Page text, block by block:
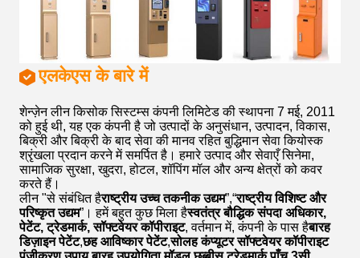
एलकेएस के बारे में
शेन्ज़ेन लीन किसोक सिस्टम्स कंपनी लिमिटेड की स्थापना 7 मई, 2011
को हुई थी, यह एक कंपनी है जो उत्पादों के अनुसंधान, उत्पादन, विकास,
बिक्री और बिक्री के बाद सेवा की मानव रहित बुद्धिमान सेवा कियोस्क
श्रृंखला प्रदान करने में समर्पित है। हमारे उत्पाद और सेवाएँ सिनेमा,
सामाजिक सुरक्षा, खुदरा, होटल, शॉपिंग मॉल और अन्य क्षेत्रों को कवर
करते हैं।
लीन "से संबंधित हैराष्ट्रीय उच्च तकनीक उद्यम”,“राष्ट्रीय विशिष्ट और
परिष्कृत उद्यम”। हमें बहुत कुछ मिला हैस्वतंत्र बौद्धिक संपदा अधिकार,
पेटेंट, ट्रेडमार्क, सॉफ्टवेयर कॉपीराइट, वर्तमान में, कंपनी के पास हैबारह
डिज़ाइन पेटेंट,छह आविष्कार पेटेंट,सोलह कंप्यूटर सॉफ्टवेयर कॉपीराइट